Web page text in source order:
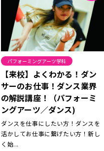
パフォーミングアーツ学科
【来校】よくわかる！ダン
サーのお仕事！ダンス業界
の解説講座！（パフォーミ
ングアーツ／ダンス)
ダンスを仕事にしたい方！ダンスを
活かしてお仕事に繋げたい方！新し
く始...